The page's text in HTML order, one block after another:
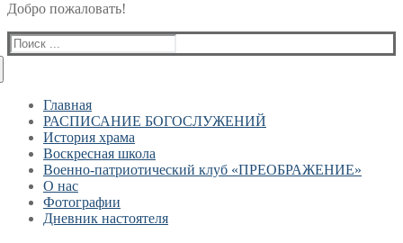
Добро пожаловать!
Найти:
Главная
РАСПИСАНИЕ БОГОСЛУЖЕНИЙ
История храма
Воскресная школа
Военно-патриотический клуб «ПРЕОБРАЖЕНИЕ»
О нас
Фотографии
Дневник настоятеля